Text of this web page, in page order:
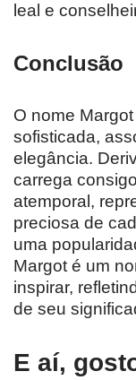
leal e
Conclusão
O nome
sofisticada,
elegância.
carrega
atemporal,
preciosa de
uma
Margot é um
inspirar,
de seu
E aí,